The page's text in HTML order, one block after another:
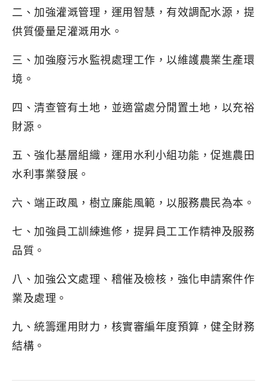
二、加強灌溉管理，運用智慧，有效調配水源，提
供質優量足灌溉用水。
三、加強廢污水監視處理工作，以維護農業生產環
境。
四、清查管有土地，並適當處分閒置土地，以充裕
財源。
五、強化基層組織，運用水利小組功能，促進農田
水利事業發展。
六、端正政風，樹立廉能風範，以服務農民為本。
七、加強員工訓練進修，提昇員工工作精神及服務
品質。
八、加強公文處理、稽催及檢核，強化申請案件作
業及處理。
九、統籌運用財力，核實審編年度預算，健全財務
結構。